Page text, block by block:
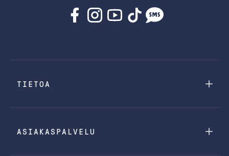
TIETOA
ASIAKASPALVELU